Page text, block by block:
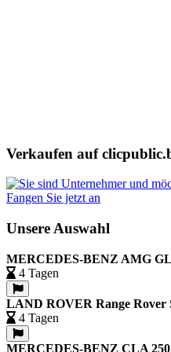
Verkaufen auf
Fangen Sie jetzt an
Unsere Auswahl
MERCEDES-BENZ AMG
4 Tagen
LAND ROVER Range Rover
4 Tagen
MERCEDES-BENZ CLA 250